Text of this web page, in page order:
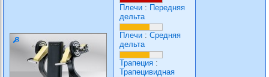
Плечи : Передняя
дельта
Плечи : Средняя
дельта
Трапеция :
Трапецивидная